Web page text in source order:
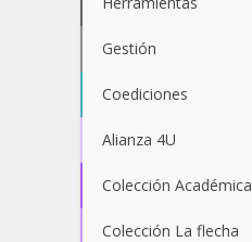
Gestión
Coediciones
Alianza 4U
Colección Académica
Colección La flecha